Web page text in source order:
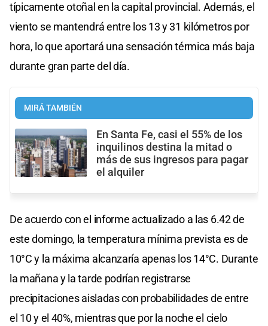
típicamente otoñal en la capital provincial. Además, el
viento se mantendrá entre los 13 y 31 kilómetros por
hora, lo que aportará una sensación térmica más baja
durante gran parte del día.
MIRÁ TAMBIÉN
En Santa Fe, casi el 55% de los
inquilinos destina la mitad o
más de sus ingresos para pagar
el alquiler
De acuerdo con el informe actualizado a las 6.42 de
este domingo, la temperatura mínima prevista es de
10°C y la máxima alcanzaría apenas los 14°C. Durante
la mañana y la tarde podrían registrarse
precipitaciones aisladas con probabilidades de entre
el 10 y el 40%, mientras que por la noche el cielo